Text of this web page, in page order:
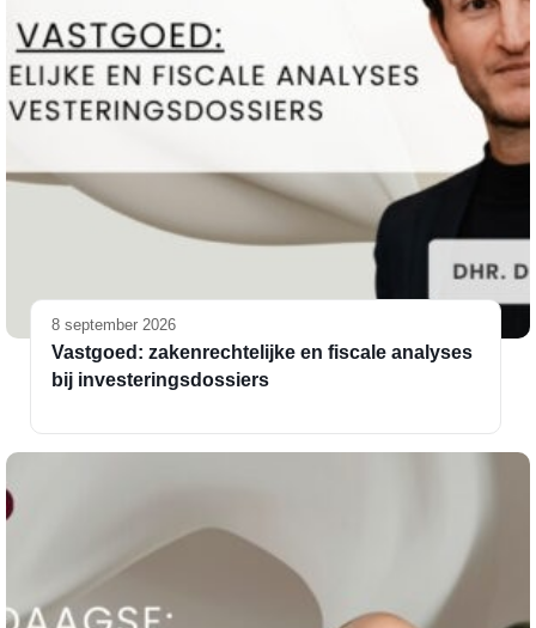
8 september 2026
Vastgoed: zakenrechtelijke en fiscale analyses
bij investeringsdossiers